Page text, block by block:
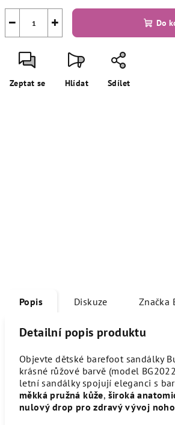
+
− Do
Zeptat se Hlídat Sdílet
Popis Diskuze Značka
Detailní popis produktu
Objevte dětské barefoot sandálky
krásné růžové barvě (model
letní sandálky spojují eleganci s
měkká pružná kůže, široká
nulový drop pro zdravý vývoj